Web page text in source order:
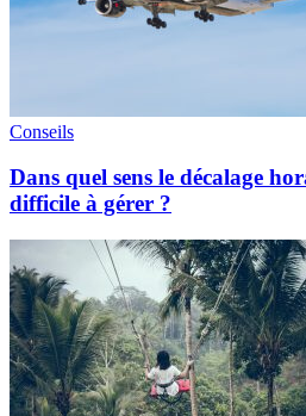
Conseils
Dans quel sens le décalage
difficile à gérer ?